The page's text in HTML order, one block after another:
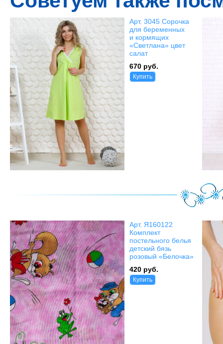
Арт. 3045 Сорочка
для беременных
и кормящих
«Светлана» цвет
салат
670 руб.
Купить
Арт. Я160122
Комплект
постельного белья
детский бязь
розовый «Белочка»
420 руб.
Купить